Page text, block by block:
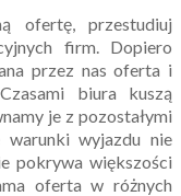
ofertę, przestudiuj
firm. Dopiero
przez nas oferta i
biura kuszą
je z pozostałymi
warunki wyjazdu nie
pokrywa większości
oferta w różnych